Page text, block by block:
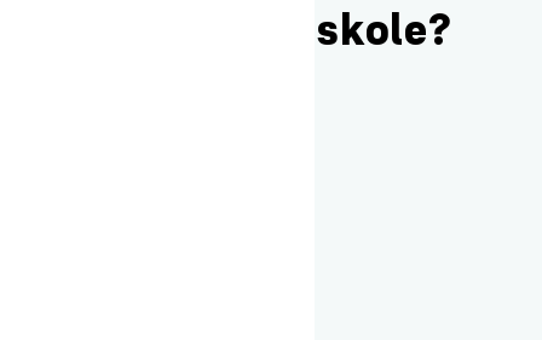
Oure Idrætshøjskole?